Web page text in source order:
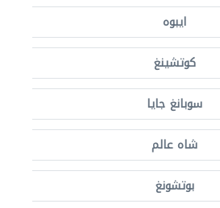
ايبوه
كوتشينغ
سوبانغ جايا
شاه عالم
بوتشونغ